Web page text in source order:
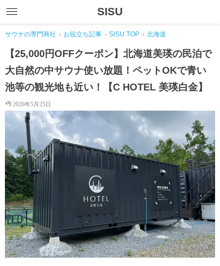
SISU
サウナの専門商社 › お役立ち記事 › SISU TOP › 北海道
【25,000円OFFクーポン】北海道美瑛の民泊で
大自然の中サウナ使い放題！ペットOKで青い
池等の観光地も近い！【C HOTEL 美瑛白金】
2026年5月25日